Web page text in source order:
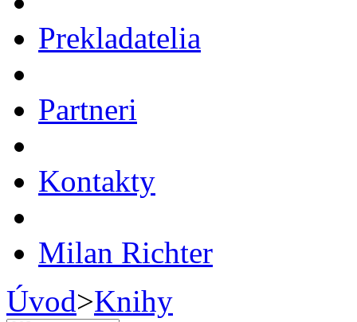
Prekladatelia
Partneri
Kontakty
Milan Richter
Úvod>Knihy